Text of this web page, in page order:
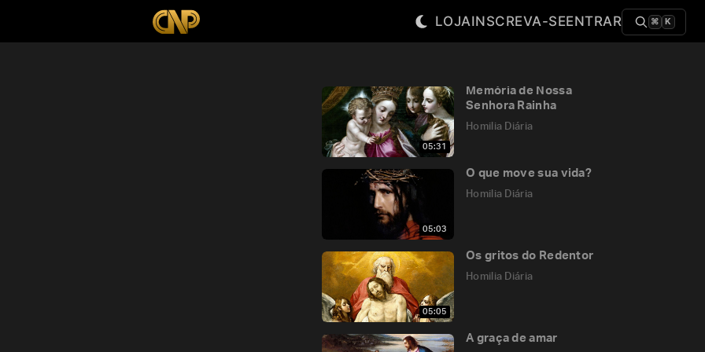
LOJAINSCREVA-SEENTRAR ⌘ K
05:31
Memória de Nossa
Senhora Rainha
Homilia Diária
05:03
O que move sua vida?
Homilia Diária
05:05
Os gritos do Redentor
Homilia Diária
A graça de amar